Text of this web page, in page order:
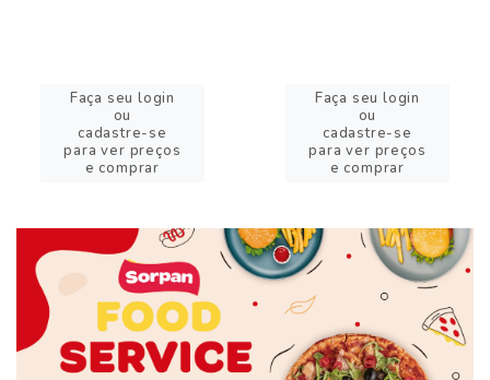
Faça seu login
ou
cadastre-se
para ver preços
e comprar
Faça seu login
ou
cadastre-se
para ver preços
e comprar